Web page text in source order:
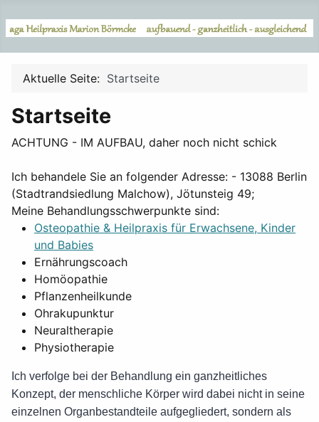
Aktuelle Seite: Startseite
Startseite
ACHTUNG - IM AUFBAU, daher noch nicht schick
Ich behandele Sie an folgender Adresse: - 13088 Berlin
(Stadtrandsiedlung Malchow), Jötunsteig 49;
Meine Behandlungsschwerpunkte sind:
Osteopathie & Heilpraxis für Erwachsene, Kinder
und Babies
Ernährungscoach
Homöopathie
Pflanzenheilkunde
Ohrakupunktur
Neuraltherapie
Physiotherapie
Ich verfolge bei der Behandlung ein ganzheitliches
Konzept, der menschliche Körper wird dabei nicht in seine
einzelnen Organbestandteile aufgegliedert, sondern als